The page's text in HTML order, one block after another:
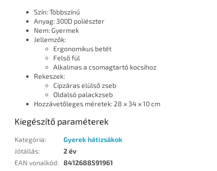
Szín: Többszínű
Anyag: 300D poliészter
Nem: Gyermek
Jellemzők:
Ergonomikus betét
Felső fül
Alkalmas a csomagtartó kocsihoz
Rekeszek:
Cipzáras elülső zseb
Oldalsó palackzseb
Hozzávetőleges méretek: 28 x 34 x 10 cm
Kiegészítő paraméterek
Kategória:
Gyerek hátizsákok
Jótállás:
2 év
EAN vonalkód: 8412688591961